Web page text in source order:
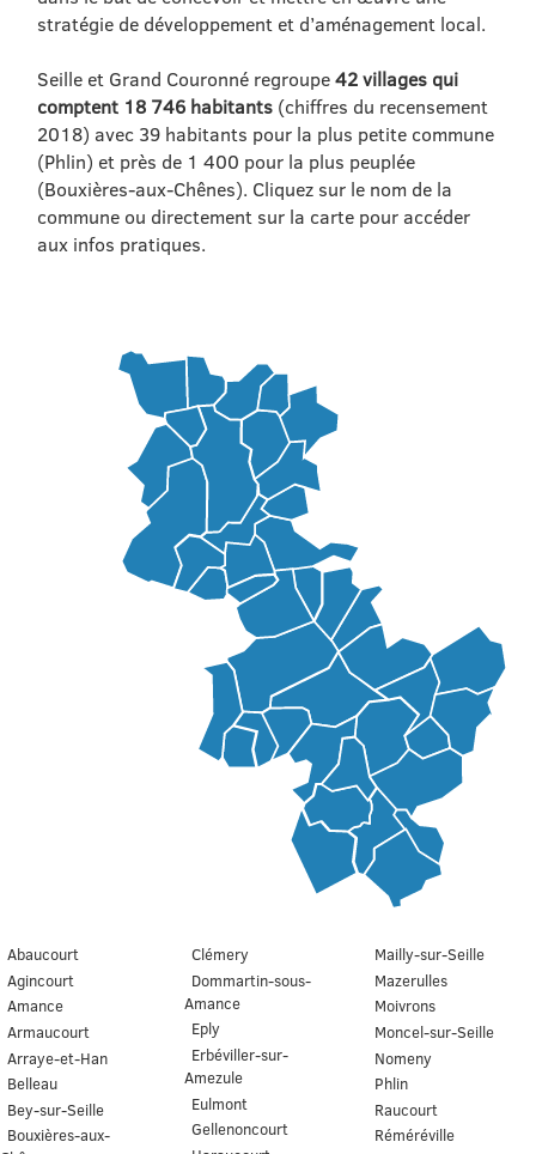
stratégie de développement et d’aménagement local.
Seille et Grand Couronné regroupe42 villages qui
comptent 18 746 habitants (chiffres du recensement
2018) avec 39 habitants pour la plus petite commune
(Phlin) et près de 1 400 pour la plus peuplée
(Bouxières-aux-Chênes). Cliquez sur le nom de la
commune ou directement sur la carte pour accéder
aux infos pratiques.
Abaucourt
Agincourt
Amance
Armaucourt
Arraye-et-Han
Belleau
Bey-sur-Seille
Bouxières-aux-
Clémery
Dommartin-sous-
Amance
Eply
Erbéviller-sur-
Amezule
Eulmont
Gellenoncourt
Mailly-sur-Seille
Mazerulles
Moivrons
Moncel-sur-Seille
Nomeny
Phlin
Raucourt
Réméréville